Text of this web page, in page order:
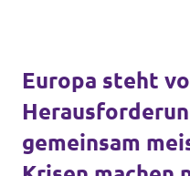
Deine Spende für
Jobs bei Volt
Europa steht
gemeinsam